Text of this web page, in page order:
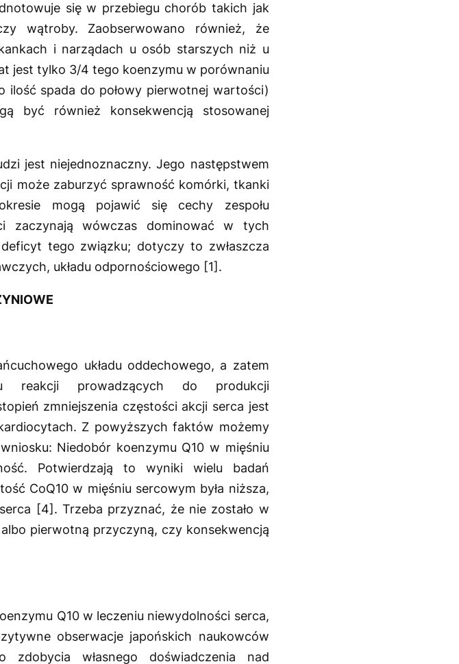
się w przebiegu chorób takich jak
wątroby. Zaobserwowano również, że
i narządach u osób starszych niż u
jest tylko 3/4 tego koenzymu w porównaniu
spada do połowy pierwotnej wartości)
być również konsekwencją stosowanej
jest niejednoznaczny. Jego następstwem
może zaburzyć sprawność komórki, tkanki
mogą pojawić się cechy zespołu
zaczynają wówczas dominować w tych
tego związku; dotyczy to zwłaszcza
układu odpornościowego [1].
układu oddechowego, a zatem
reakcji prowadzących do produkcji
zmniejszenia częstości akcji serca jest
Z powyższych faktów możemy
Niedobór koenzymu Q10 w mięśniu
Potwierdzają to wyniki wielu badań
CoQ10 w mięśniu sercowym była niższa,
[4]. Trzeba przyznać, że nie zostało w
pierwotną przyczyną, czy konsekwencją
Q10 w leczeniu niewydolności serca,
obserwacje japońskich naukowców
własnego doświadczenia nad